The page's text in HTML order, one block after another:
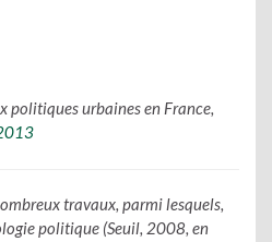
politiques urbaines en France,
travaux, parmi lesquels,
politique (Seuil, 2008, en